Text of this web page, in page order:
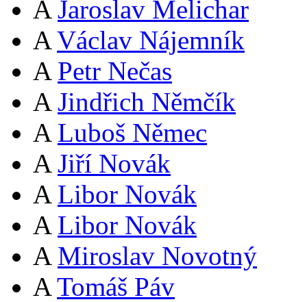
A Jaroslav Melichar
A Václav Nájemník
A Petr Nečas
A Jindřich Němčík
A Luboš Němec
A Jiří Novák
A Libor Novák
A Libor Novák
A Miroslav Novotný
A Tomáš Páv